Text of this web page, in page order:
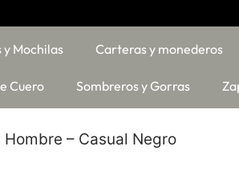
y Mochilas Carteras y monederos
Cuero Sombreros y Gorras
– Casual Negro